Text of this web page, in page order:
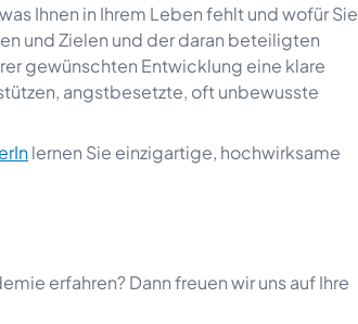
Ihnen in Ihrem Leben fehlt und wofür Sie
und Zielen und der daran beteiligten
gewünschten Entwicklung eine klare
angstbesetzte, oft unbewusste
lernen Sie einzigartige, hochwirksame
erfahren? Dann freuen wir uns auf Ihre